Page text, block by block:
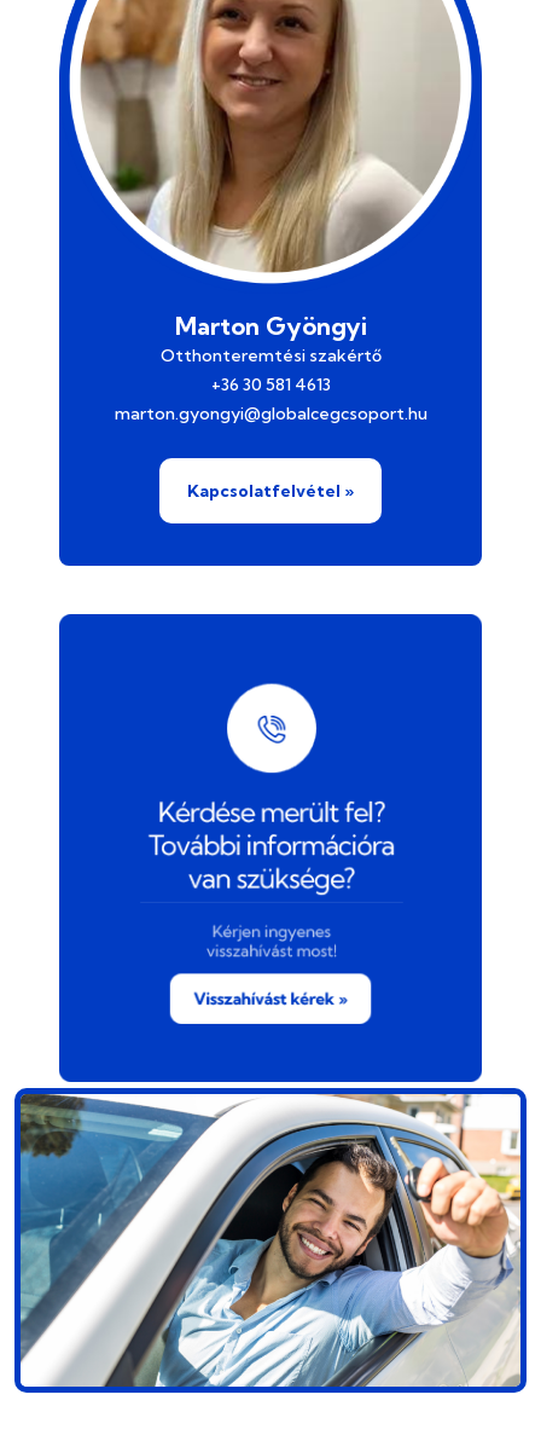
Marton Gyöngyi
Otthonteremtési szakértő
+36 30 581 4613
marton.gyongyi@globalcegcsoport.hu
Kapcsolatfelvétel »